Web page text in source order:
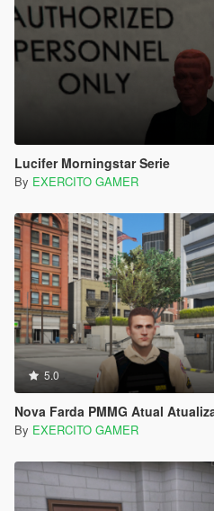
Lucifer Morningstar Serie
By EXERCITO GAMER
5.0
Nova Farda PMMG Atual
By EXERCITO GAMER